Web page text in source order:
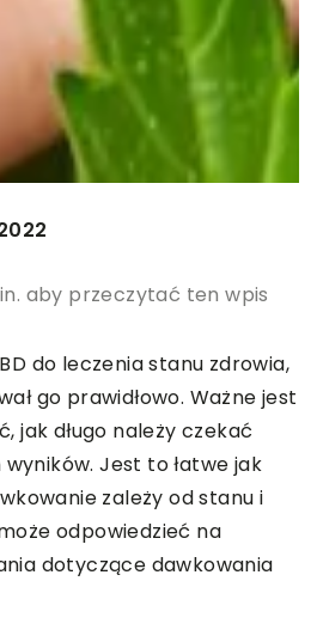
aby przeczytać ten wpis
do leczenia stanu zdrowia,
go prawidłowo. Ważne jest
jak długo należy czekać
Jest to łatwe jak
zależy od stanu i
odpowiedzieć na
dotyczące dawkowania